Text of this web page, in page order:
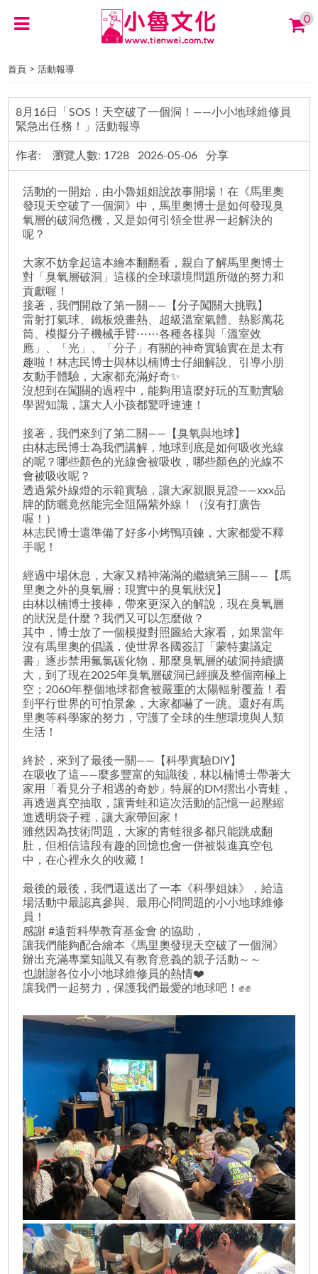
0
首頁 >活動報導
8月16日「SOS！天空破了一個洞！——小小地球維修員
緊急出任務！」活動報導
作者: 瀏覽人數: 1728 2026-05-06 分享
活動的一開始，由小魯姐姐說故事開場！在《馬里奧
發現天空破了一個洞》中，馬里奧博士是如何發現臭
氧層的破洞危機，又是如何引領全世界一起解決的
呢？
大家不妨拿起這本繪本翻翻看，親自了解馬里奧博士
對「臭氧層破洞」這樣的全球環境問題所做的努力和
貢獻喔！
接著，我們開啟了第一關——【分子闖關大挑戰】
雷射打氣球、鐵板燒畫熱、超級溫室氣體、熱影萬花
筒、模擬分子機械手臂⋯⋯各種各樣與「溫室效
應」、「光」、「分子」有關的神奇實驗實在是太有
趣啦！林志民博士與林以楠博士仔細解說、引導小朋
友動手體驗，大家都充滿好奇✨
沒想到在闖關的過程中，能夠用這麼好玩的互動實驗
學習知識，讓大人小孩都驚呼連連！
接著，我們來到了第二關——【臭氧與地球】
由林志民博士為我們講解，地球到底是如何吸收光線
的呢？哪些顏色的光線會被吸收，哪些顏色的光線不
會被吸收呢？
透過紫外線燈的示範實驗，讓大家親眼見證——xxx品
牌的防曬竟然能完全阻隔紫外線！（沒有打廣告
喔！）
林志民博士還準備了好多小烤鴨項鍊，大家都愛不釋
手呢！
經過中場休息，大家又精神滿滿的繼續第三關——【馬
里奧之外的臭氧層：現實中的臭氧狀況】
由林以楠博士接棒，帶來更深入的解說，現在臭氧層
的狀況是什麼？我們又可以怎麼做？
其中，博士放了一個模擬對照圖給大家看，如果當年
沒有馬里奧的倡議，使世界各國簽訂「蒙特婁議定
書」逐步禁用氟氯碳化物，那麼臭氧層的破洞持續擴
大，到了現在2025年臭氧層破洞已經擴及整個南極上
空；2060年整個地球都會被嚴重的太陽輻射覆蓋！看
到平行世界的可怕景象，大家都嚇了一跳。還好有馬
里奧等科學家的努力，守護了全球的生態環境與人類
生活！
終於，來到了最後一關——【科學實驗DIY】
在吸收了這——麼多豐富的知識後，林以楠博士帶著大
家用「看見分子相遇的奇妙」特展的DM摺出小青蛙，
再透過真空抽取，讓青蛙和這次活動的記憶一起壓縮
進透明袋子裡，讓大家帶回家！
雖然因為技術問題，大家的青蛙很多都只能跳成翻
肚，但相信這段有趣的回憶也會一併被裝進真空包
中，在心裡永久的收藏！
最後的最後，我們還送出了一本《科學姐妹》，給這
場活動中最認真參與、最用心問問題的小小地球維修
員！
感謝 #遠哲科學教育基金會 的協助，
讓我們能夠配合繪本《馬里奧發現天空破了一個洞》
辦出充滿專業知識又有教育意義的親子活動～～
也謝謝各位小小地球維修員的熱情❤️‍
讓我們一起努力，保護我們最愛的地球吧！✊✊